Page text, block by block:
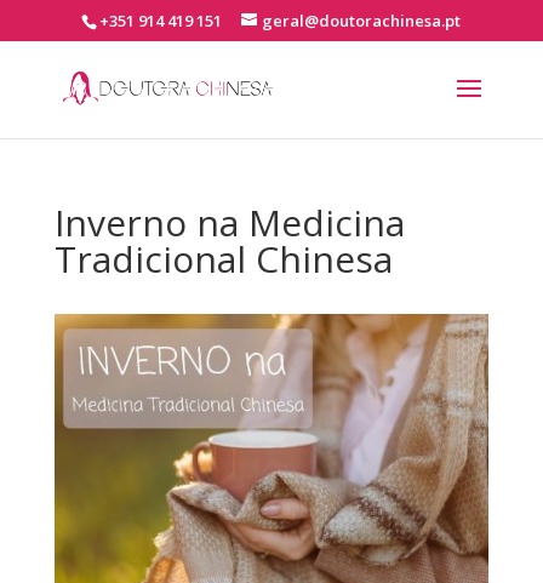
+351 914 419 151 geral@doutorachinesa.pt
Inverno na Medicina
Tradicional Chinesa